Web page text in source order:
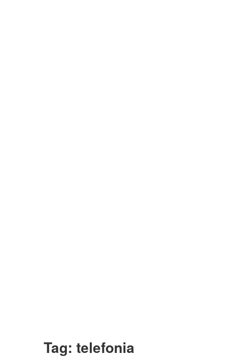
Tag: telefonia